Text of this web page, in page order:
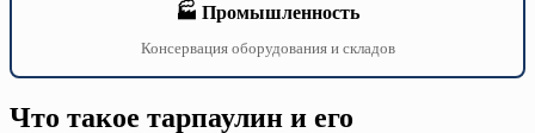
🏭 Промышленность
Консервация оборудования и складов
Что такое тарпаулин и его